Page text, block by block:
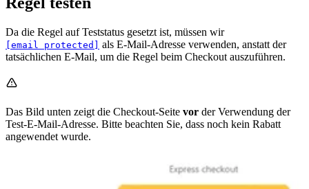
Da die Regel auf Teststatus gesetzt ist, müssen wir
[email protected] als E-Mail-Adresse verwenden, anstatt der
tatsächlichen E-Mail, um die Regel beim Checkout auszuführen.
Das Bild unten zeigt die Checkout-Seite vor der Verwendung der
Test-E-Mail-Adresse. Bitte beachten Sie, dass noch kein Rabatt
angewendet wurde.